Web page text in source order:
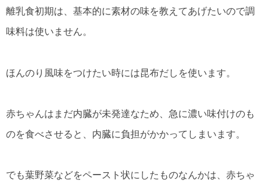
離乳食初期は、基本的に素材の味を教えてあげたいので調
味料は使いません。
ほんのり風味をつけたい時には昆布だしを使います。
赤ちゃんはまだ内臓が未発達なため、急に濃い味付けのも
のを食べさせると、内臓に負担がかかってしまいます。
でも葉野菜などをペースト状にしたものなんかは、赤ちゃ